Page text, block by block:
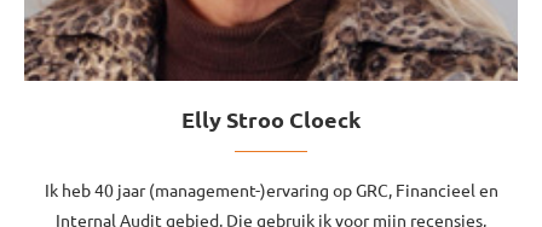
Elly Stroo Cloeck
Ik heb 40 jaar (management-)ervaring op GRC, Financieel en
Internal Audit gebied. Die gebruik ik voor mijn recensies,